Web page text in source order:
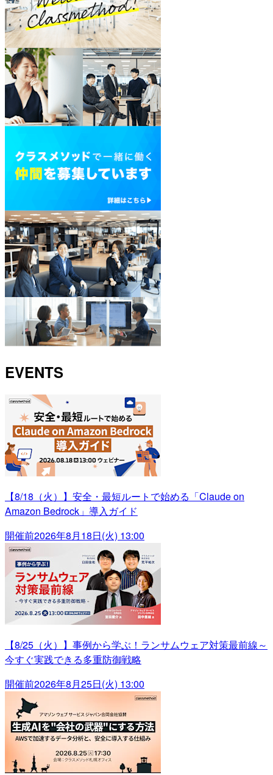
EVENTS
【8/18（火）】安全・最短ルートで始める「Claude on
Amazon Bedrock」導入ガイド
開催前2026年8月18日(火) 13:00
【8/25（火）】事例から学ぶ！ランサムウェア対策最前線～
今すぐ実践できる多重防御戦略
開催前2026年8月25日(火) 13:00